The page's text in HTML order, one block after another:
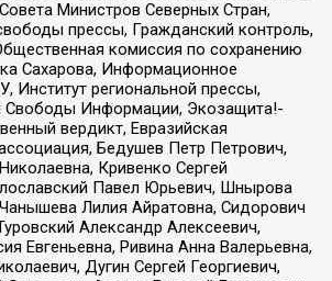
Министров Северных Стран,
прессы, Гражданский контроль,
комиссия по сохранению
Сахарова, Информационное
Институт региональной прессы,
Свободы Информации, Экозащита!-
вердикт, Евразийская
Бедушев Петр Петрович,
Кривенко Сергей
Павел Юрьевич, Шнырова
Лилия Айратовна, Сидорович
Александр Алексеевич,
Евгеньевна, Ривина Анна Валерьевна,
Дугин Сергей Георгиевич,